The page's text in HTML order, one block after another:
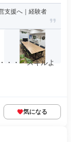
支援へ｜経験者
・・・スキルよ
気になる